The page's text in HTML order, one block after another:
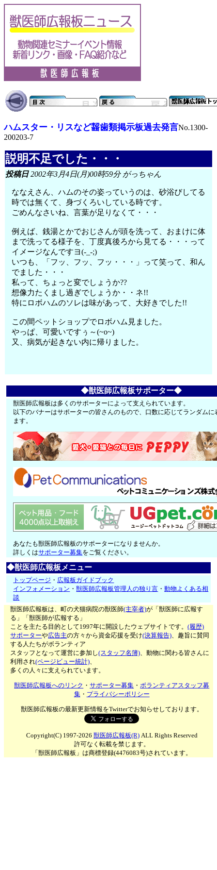
ハムスター・リスなど齧歯類掲示板過去発言No.1300-
200203-7
説明不足でした・・・
投稿日2002年3月4日(月)00時59分 がっちゃん
ななえさん、ハムのその姿っていうのは、砂浴びしてる
時では無くて、身づくろいしている時です。
ごめんなさいね、言葉が足りなくて・・・
例えば、銭湯とかでおじさんが頭を洗って、おまけに体
まで洗ってる様子を、丁度真後ろから見てる・・・って
イメージなんですヨ(-_-;)
いつも、「フッ、フッ、フッ・・・」って笑って、和ん
でました・・・
私って、ちょっと変でしょうか??
想像力たくまし過ぎでしょうか・・ネ!!
特にロボハムのソレは味があって、大好きでした!!
この間ペットショップでロボハム見ました。
やっぱ、可愛いですぅ～(~o~)
又、病気が起きない内に帰りました。
◆獣医師広報板サポーター◆
獣医師広報板は多くのサポーターによって支えられています。
以下のバナーはサポーターの皆さんのもので、口数に応じてランダムに
ます。
あなたも獣医師広報板のサポーターになりませんか。
詳しくはサポーター募集をご覧ください。
◆獣医師広報板メニュー
トップページ ・ 広報板ガイドブック
インフォメーション ・獣医師広報板管理人の独り言 ・動物よくある相
談
獣医師広報板は、町の犬猫病院の獣医師(主宰者)が「獣医師に広報す
る」「獣医師が広報する」
ことを主たる目的として1997年に開設したウェブサイトです。(履歴)
サポーターや広告主の方々から資金応援を受け(決算報告)、趣旨に賛同
する人たちがボランティア
スタッフとなって運営に参加し(スタッフ名簿)、動物に関わる皆さんに
利用され(ページビュー統計)、
多くの人々に支えられています。
獣医師広報板へのリンク ・サポーター募集 ・ボランティアスタッフ募
集・ プライバシーポリシー
獣医師広報板の最新更新情報をTwitterでお知らせしております。
Copyright(C) 1997-2026 獣医師広報板(R)ALL Rights Reserved
許可なく転載を禁じます。
「獣医師広報板」は商標登録(4476083号)されています。